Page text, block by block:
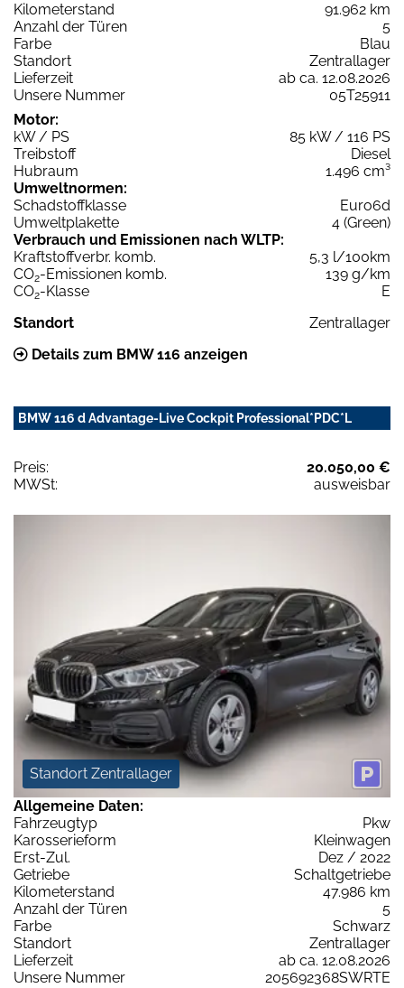
Kilometerstand
91.962 km
Anzahl der Türen
5
Farbe
Blau
Standort
Zentrallager
Lieferzeit
ab ca. 12.08.2026
Unsere Nummer
05T25911
Motor:
kW / PS
85 kW / 116 PS
Treibstoff
Diesel
Hubraum
1.496 cm³
Umweltnormen:
Schadstoffklasse
Euro6d
Umweltplakette
4 (Green)
Verbrauch und Emissionen nach WLTP:
Kraftstoffverbr. komb.
5,3 l/100km
CO2-Emissionen komb.
139 g/km
CO2-Klasse
E
Standort
Zentrallager
Details zum BMW 116 anzeigen
BMW 116 d Advantage-Live Cockpit Professional*PDC*L
Preis:
20.050,00 €
MWSt:
ausweisbar
Standort Zentrallager
Allgemeine Daten:
Fahrzeugtyp
Pkw
Karosserieform
Kleinwagen
Erst-Zul.
Dez / 2022
Getriebe
Schaltgetriebe
Kilometerstand
47.986 km
Anzahl der Türen
5
Farbe
Schwarz
Standort
Zentrallager
Lieferzeit
ab ca. 12.08.2026
Unsere Nummer
205692368SWRTE